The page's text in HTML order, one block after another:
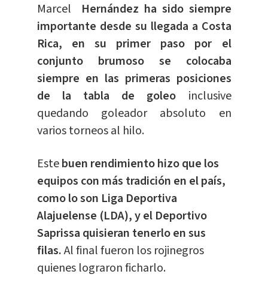
Marcel
Hernández ha sido siempre
importante desde su llegada a Costa
Rica, en su primer paso por el
conjunto brumoso se colocaba
siempre en las primeras posiciones
de la tabla de goleo inclusive
quedando goleador absoluto en
varios torneos al hilo.
Estebuen rendimiento hizo que los
equipos con más tradición en el país,
como lo son Liga Deportiva
Alajuelense (LDA), y el Deportivo
Saprissa quisieran tenerlo en sus
filas.Al final fueron los rojinegros
quienes lograron ficharlo.